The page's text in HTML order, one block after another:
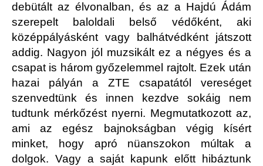
debütált az élvonalban, és az a Hajdú Ádám
szerepelt baloldali belső védőként, aki
középpályásként vagy balhátvédként játszott
addig. Nagyon jól muzsikált ez a négyes és a
csapat is három győzelemmel rajtolt. Ezek után
hazai pályán a ZTE csapatától vereséget
szenvedtünk és innen kezdve sokáig nem
tudtunk mérkőzést nyerni. Megmutatkozott az,
ami az egész bajnokságban végig kísért
minket, hogy apró nüanszokon múltak a
dolgok. Vagy a saját kapunk előtt hibáztunk